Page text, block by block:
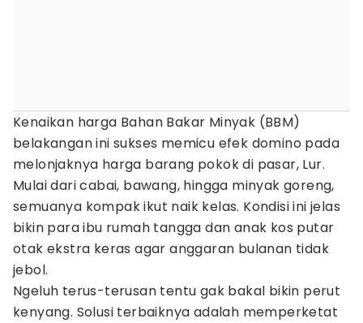
Kenaikan harga Bahan Bakar Minyak (BBM)
belakangan ini sukses memicu efek domino pada
melonjaknya harga barang pokok di pasar, Lur.
Mulai dari cabai, bawang, hingga minyak goreng,
semuanya kompak ikut naik kelas. Kondisi ini jelas
bikin para ibu rumah tangga dan anak kos putar
otak ekstra keras agar anggaran bulanan tidak
jebol.
Ngeluh terus-terusan tentu gak bakal bikin perut
kenyang. Solusi terbaiknya adalah memperketat